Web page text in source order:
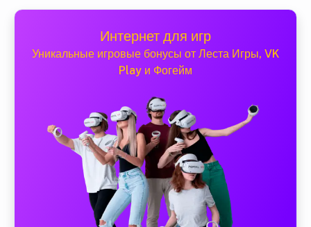
Интернет для игр
Уникальные игровые бонусы от Леста Игры, VK
Play и Фогейм